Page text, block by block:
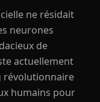
ne résidait
neurones
de
actuellement
révolutionnaire
humains pour